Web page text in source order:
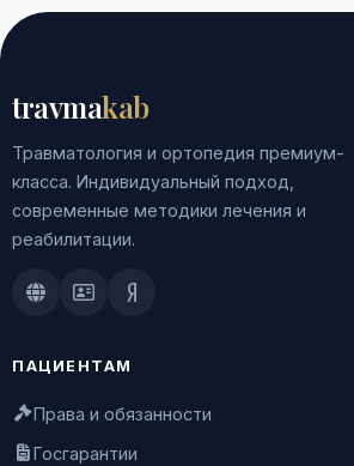
travmakab
Травматология и ортопедия премиум-
класса. Индивидуальный подход,
современные методики лечения и
реабилитации.
Doctu.ruПроДокторов
Яндекс.Здоровье
ПАЦИЕНТАМ
Права и обязанности
Госгарантии